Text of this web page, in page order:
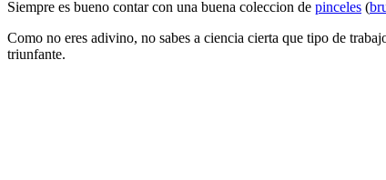
Siempre es bueno contar con una buena coleccion de pinceles (
Como no eres adivino, no sabes a ciencia cierta que tipo de
triunfante.